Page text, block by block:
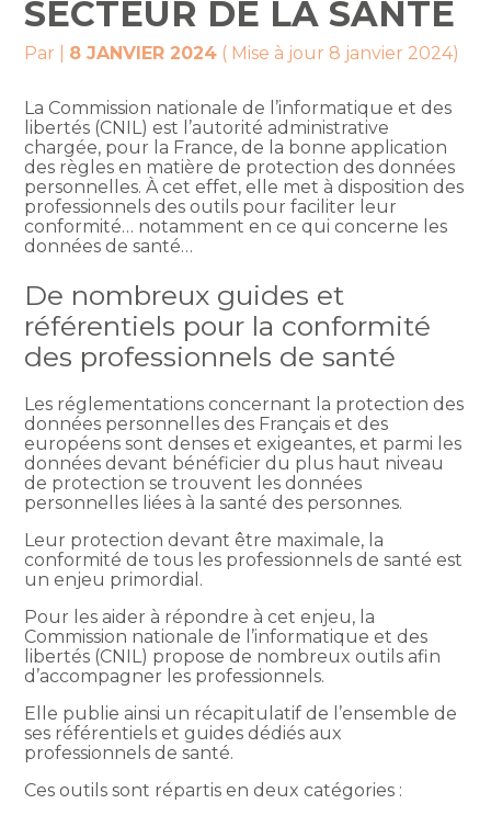
SECTEUR DE LA SANTÉ
Par 8 JANVIER 2024 ( Mise à jour 8 janvier 2024)
La Commission nationale de l’informatique et des
libertés (CNIL) est l’autorité administrative
chargée, pour la France, de la bonne application
des règles en matière de protection des données
personnelles. À cet effet, elle met à disposition des
professionnels des outils pour faciliter leur
conformité… notamment en ce qui concerne les
données de santé…
De nombreux guides et
référentiels pour la conformité
des professionnels de santé
Les réglementations concernant la protection des
données personnelles des Français et des
européens sont denses et exigeantes, et parmi les
données devant bénéficier du plus haut niveau
de protection se trouvent les données
personnelles liées à la santé des personnes.
Leur protection devant être maximale, la
conformité de tous les professionnels de santé est
un enjeu primordial.
Pour les aider à répondre à cet enjeu, la
Commission nationale de l’informatique et des
libertés (CNIL) propose de nombreux outils afin
d’accompagner les professionnels.
Elle publie ainsi un récapitulatif de l’ensemble de
ses référentiels et guides dédiés aux
professionnels de santé.
Ces outils sont répartis en deux catégories :